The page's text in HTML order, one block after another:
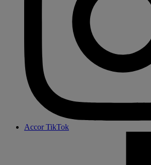
Accor TikTok